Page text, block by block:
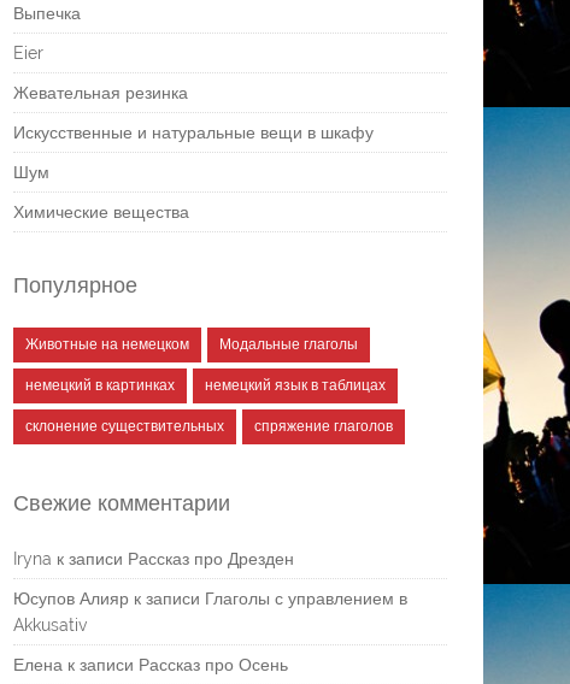
Выпечка
Eier
Жевательная резинка
Искусственные и натуральные вещи в шкафу
Шум
Химические вещества
Популярное
Животные на немецком Модальные глаголы
немецкий в картинках немецкий язык в таблицах
склонение существительных спряжение глаголов
Свежие комментарии
Iryna к записи Рассказ про Дрезден
Юсупов Алияр к записи Глаголы с управлением в
Akkusativ
Елена к записи Рассказ про Осень